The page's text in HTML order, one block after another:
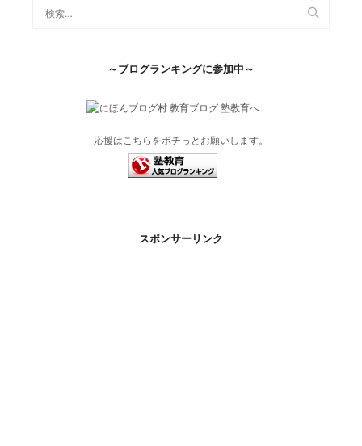
～ブログランキングに参加中～
応援はこちらをポチっとお願いします。
スポンサーリンク